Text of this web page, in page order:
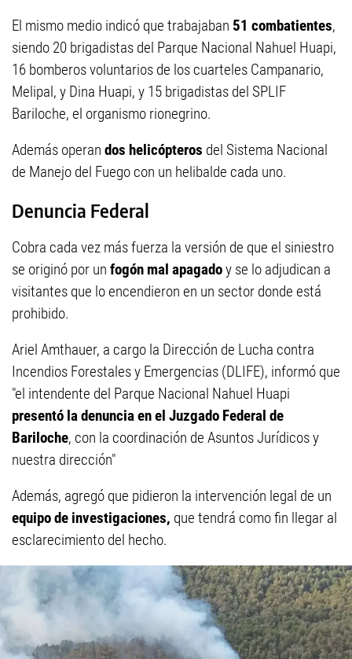
El mismo medio indicó que trabajaban 51 combatientes,
siendo 20 brigadistas del Parque Nacional Nahuel Huapi,
16 bomberos voluntarios de los cuarteles Campanario,
Melipal, y Dina Huapi, y 15 brigadistas del SPLIF
Bariloche, el organismo rionegrino.
Además operan dos helicópteros del Sistema Nacional
de Manejo del Fuego con un helibalde cada uno.
Denuncia Federal
Cobra cada vez más fuerza la versión de que el siniestro
se originó por un fogón mal apagadoy se lo adjudican a
visitantes que lo encendieron en un sector donde está
prohibido.
Ariel Amthauer, a cargo la Dirección de Lucha contra
Incendios Forestales y Emergencias (DLIFE), informó que
"el intendente del Parque Nacional Nahuel Huapi
presentó la denuncia en el Juzgado Federal de
Bariloche, con la coordinación de Asuntos Jurídicos y
nuestra dirección"
Además, agregó que pidieron la intervención legal de un
equipo de investigaciones, que tendrá como fin llegar al
esclarecimiento del hecho.